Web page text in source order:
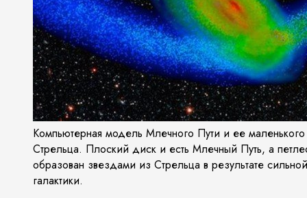
Компьютерная модель Млечного Пути и ее маленького
Стрельца. Плоский диск и есть Млечный Путь, а
образован звездами из Стрельца в результате
галактики.